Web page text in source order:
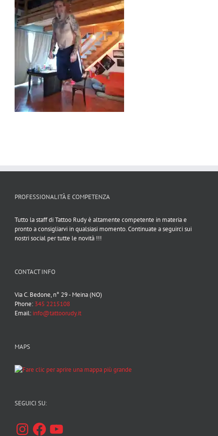
PROFESSIONALITÀ E COMPETENZA
Tutto la staff di Tattoo Rudy è altamente competente in materia e
pronto a consigliarvi in qualsiasi momento. Continuate a seguirci sui
nostri social per tutte le novità !!!
CONTACT INFO
Via C. Bedone, n° 29 - Meina (NO)
Phone: 345 2215108
Email: info@tattoorudy.it
MAPS
SEGUICI SU:
InstagramFacebookYouTube